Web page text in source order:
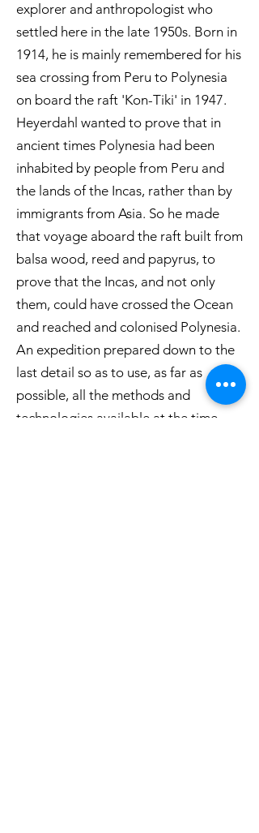
explorer and anthropologist who
settled here in the late 1950s. Born in
1914, he is mainly remembered for his
sea crossing from Peru to Polynesia
on board the raft 'Kon-Tiki' in 1947.
Heyerdahl wanted to prove that in
ancient times Polynesia had been
inhabited by people from Peru and
the lands of the Incas, rather than by
immigrants from Asia. So he made
that voyage aboard the raft built from
balsa wood, reed and papyrus, to
prove that the Incas, and not only
them, could have crossed the Ocean
and reached and colonised Polynesia.
An expedition prepared down to the
last detail so as to use, as far as
possible, all the methods and
technologies available at the time,